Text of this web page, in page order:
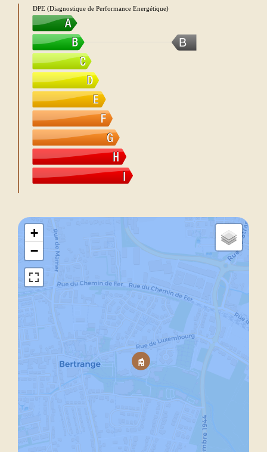
B
DPE (Diagnostique de Performance Energétique)
+
−